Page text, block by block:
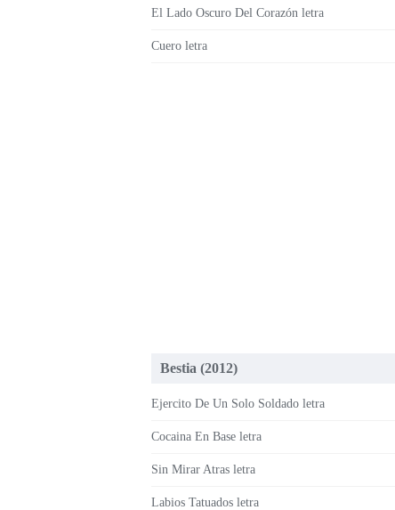
El Lado Oscuro Del Corazón letra
Cuero letra
Bestia (2012)
Ejercito De Un Solo Soldado letra
Cocaina En Base letra
Sin Mirar Atras letra
Labios Tatuados letra